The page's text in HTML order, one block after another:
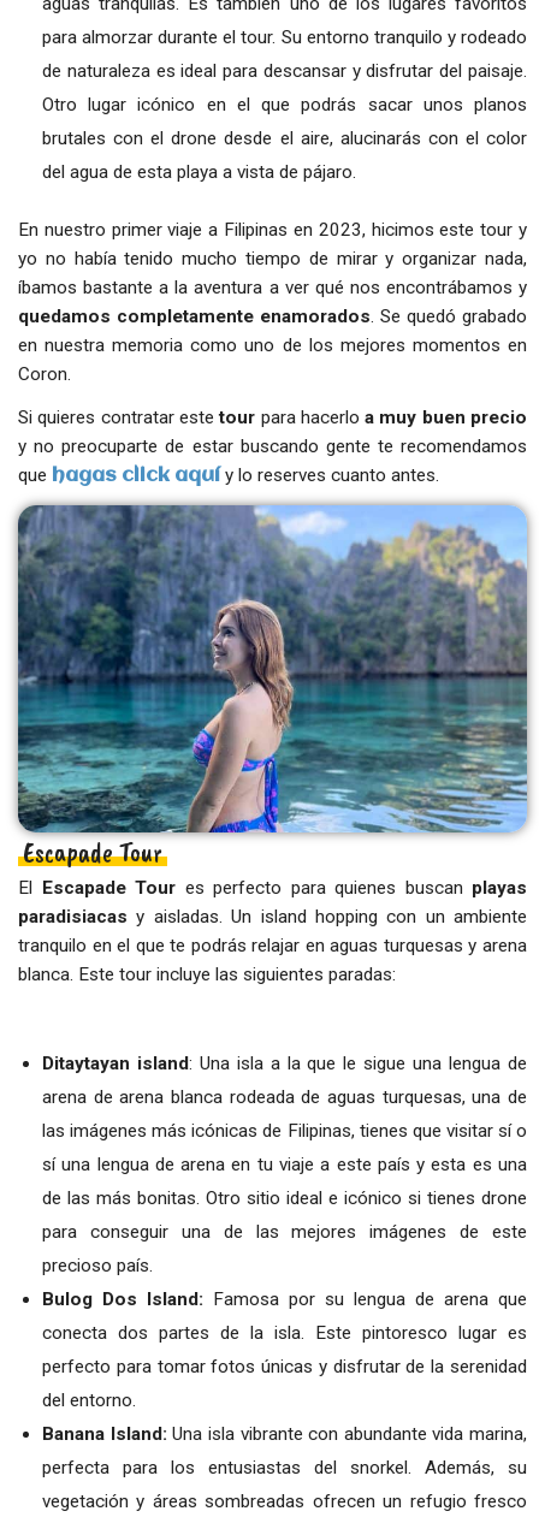
para almorzar durante el tour. Su entorno tranquilo y rodeado
de naturaleza es ideal para descansar y disfrutar del paisaje.
Otro lugar icónico en el que podrás sacar unos planos
brutales con el drone desde el aire, alucinarás con el color
del agua de esta playa a vista de pájaro.
En nuestro primer viaje a Filipinas en 2023, hicimos este tour y
yo no había tenido mucho tiempo de mirar y organizar nada,
íbamos bastante a la aventura a ver qué nos encontrábamos y
quedamos completamente enamorados. Se quedó grabado
en nuestra memoria como uno de los mejores momentos en
Coron.
Si quieres contratar estetour para hacerloa muy buen precio
y no preocuparte de estar buscando gente te recomendamos
que hagas click aquí y lo reserves cuanto antes.
Escapade Tour
El Escapade Tour es perfecto para quienes buscan playas
paradisiacas y aisladas. Un island hopping con un ambiente
tranquilo en el que te podrás relajar en aguas turquesas y arena
blanca. Este tour incluye las siguientes paradas:
Ditaytayan island: Una isla a la que le sigue una lengua de
arena de arena blanca rodeada de aguas turquesas, una de
las imágenes más icónicas de Filipinas, tienes que visitar sí o
sí una lengua de arena en tu viaje a este país y esta es una
de las más bonitas. Otro sitio ideal e icónico si tienes drone
para conseguir una de las mejores imágenes de este
precioso país.
Bulog Dos Island: Famosa por su lengua de arena que
conecta dos partes de la isla. Este pintoresco lugar es
perfecto para tomar fotos únicas y disfrutar de la serenidad
del entorno.
Banana Island: Una isla vibrante con abundante vida marina,
perfecta para los entusiastas del snorkel. Además, su
vegetación y áreas sombreadas ofrecen un refugio fresco